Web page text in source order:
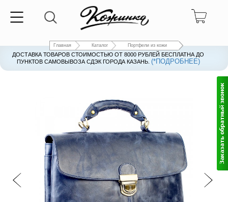
Главная Каталог Портфели из кожи
ДОСТАВКА ТОВАРОВ СТОИМОСТЬЮ ОТ 8000 РУБЛЕЙ БЕСПЛАТНА ДО
ПУНКТОВ САМОВЫВОЗА СДЭК ГОРОДА КАЗАНЬ. (*ПОДРОБНЕЕ)